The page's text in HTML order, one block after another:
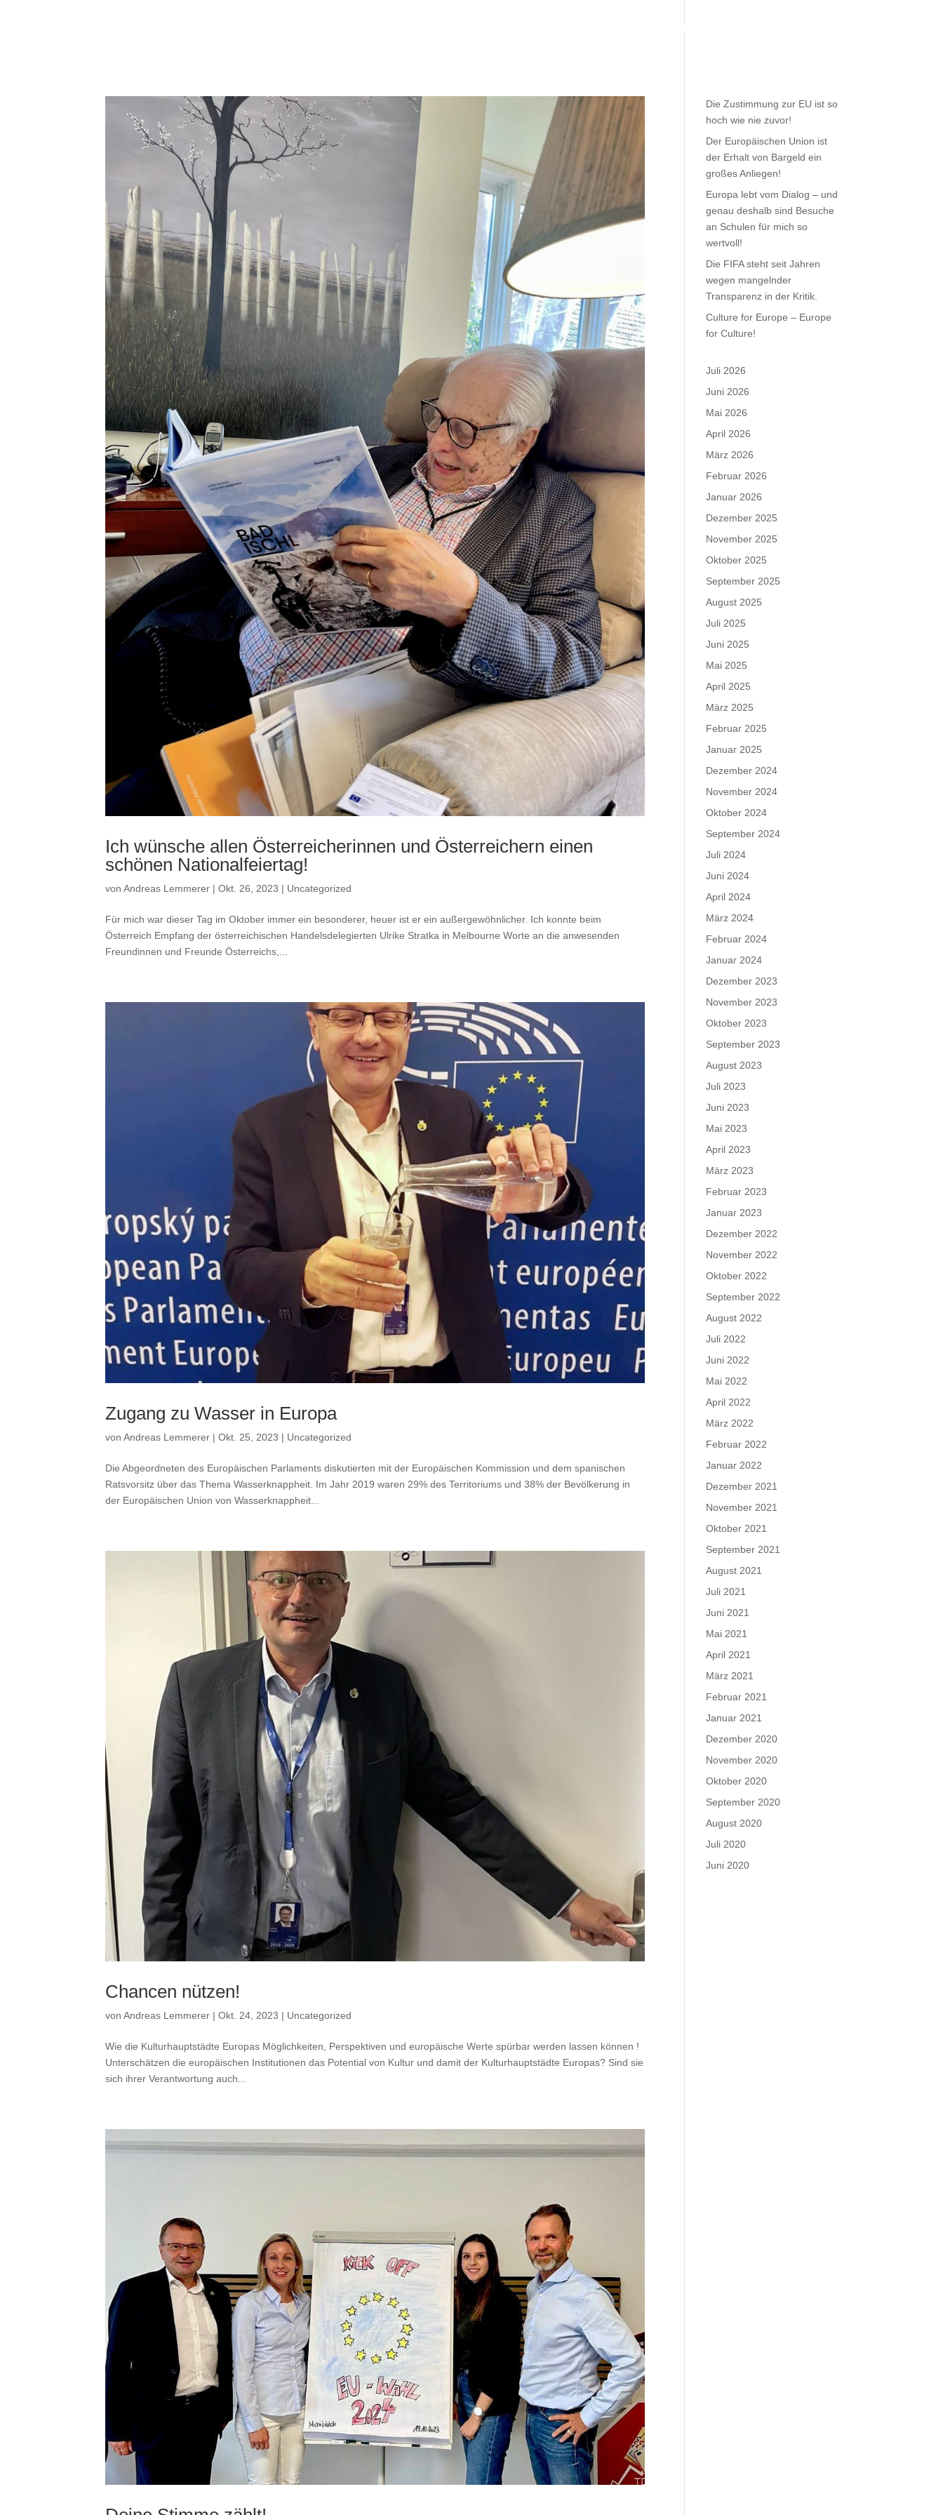
Meine Arbeit
Ich wünsche allen Österreicherinnen und Österreichern einen
schönen Nationalfeiertag!
von Andreas Lemmerer| Okt. 26, 2023 | Uncategorized
Für mich war dieser Tag im Oktober immer ein besonderer, heuer ist er ein außergewöhnlicher. Ich konnte beim
Österreich Empfang der österreichischen Handelsdelegierten Ulrike Stratka in Melbourne Worte an die anwesenden
Freundinnen und Freunde Österreichs,...
Zugang zu Wasser in Europa
von Andreas Lemmerer| Okt. 25, 2023 | Uncategorized
Die Abgeordneten des Europäischen Parlaments diskutierten mit der Europäischen Kommission und dem spanischen
Ratsvorsitz über das Thema Wasserknappheit. Im Jahr 2019 waren 29% des Territoriums und 38% der Bevölkerung in
der Europäischen Union von Wasserknappheit...
Chancen nützen!
von Andreas Lemmerer| Okt. 24, 2023 | Uncategorized
Wie die Kulturhauptstädte Europas Möglichkeiten, Perspektiven und europäische Werte spürbar werden lassen können !
Unterschätzen die europäischen Institutionen das Potential von Kultur und damit der Kulturhauptstädte Europas? Sind sie
sich ihrer Verantwortung auch...
Die Zustimmung zur EU ist so
hoch wie nie zuvor!
Der Europäischen Union ist
der Erhalt von Bargeld ein
großes Anliegen!
Europa lebt vom Dialog – und
genau deshalb sind Besuche
an Schulen für mich so
wertvoll!
Die FIFA steht seit Jahren
wegen mangelnder
Transparenz in der Kritik.
Culture for Europe – Europe
for Culture!
Juli 2026
Juni 2026
Mai 2026
April 2026
März 2026
Februar 2026
Januar 2026
Dezember 2025
November 2025
Oktober 2025
September 2025
August 2025
Juli 2025
Juni 2025
Mai 2025
April 2025
März 2025
Februar 2025
Januar 2025
Dezember 2024
November 2024
Oktober 2024
September 2024
Juli 2024
Juni 2024
April 2024
März 2024
Februar 2024
Januar 2024
Dezember 2023
November 2023
Oktober 2023
September 2023
August 2023
Juli 2023
Juni 2023
Mai 2023
April 2023
März 2023
Februar 2023
Januar 2023
Dezember 2022
November 2022
Oktober 2022
September 2022
August 2022
Juli 2022
Juni 2022
Mai 2022
April 2022
März 2022
Februar 2022
Januar 2022
Dezember 2021
November 2021
Oktober 2021
September 2021
August 2021
Juli 2021
Juni 2021
Mai 2021
April 2021
März 2021
Februar 2021
Januar 2021
Dezember 2020
November 2020
Oktober 2020
September 2020
August 2020
Juli 2020
Juni 2020